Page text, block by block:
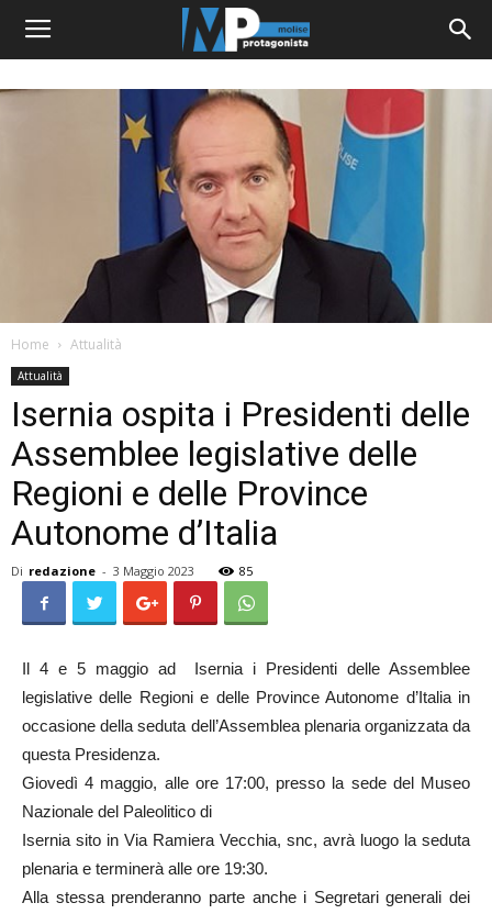
Home Attualità
Attualità
Isernia ospita i Presidenti delle
Assemblee legislative delle
Regioni e delle Province
Autonome d’Italia
Di redazione - 3 Maggio 2023 85
Il 4 e 5 maggio ad Isernia i Presidenti delle Assemblee
legislative delle Regioni e delle Province Autonome d’Italia in
occasione della seduta dell’Assemblea plenaria organizzata da
questa Presidenza.
Giovedì 4 maggio, alle ore 17:00, presso la sede del Museo
Nazionale del Paleolitico di
Isernia sito in Via Ramiera Vecchia, snc, avrà luogo la seduta
plenaria e terminerà alle ore 19:30.
Alla stessa prenderanno parte anche i Segretari generali dei